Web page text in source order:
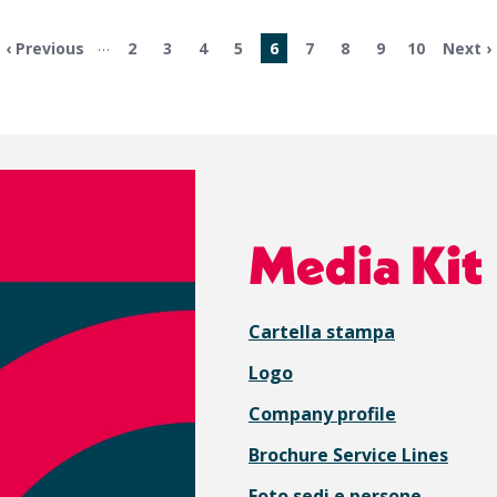
Pagina
‹ Previous … Pagina
2 Pagina
3 Pagina
4 Pagina
5
Pagina
6 Pagina
7 Pagina
8 Pagina
9 Pagina
10
Pagina
Next ›
Media Kit
Cartella stampa
Logo
Company profile
Brochure Service Lines